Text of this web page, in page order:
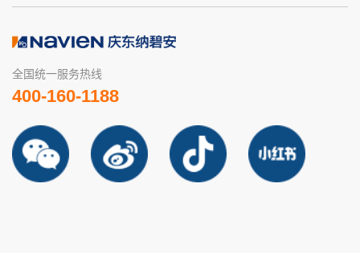
全国统一服务热线
400-160-1188